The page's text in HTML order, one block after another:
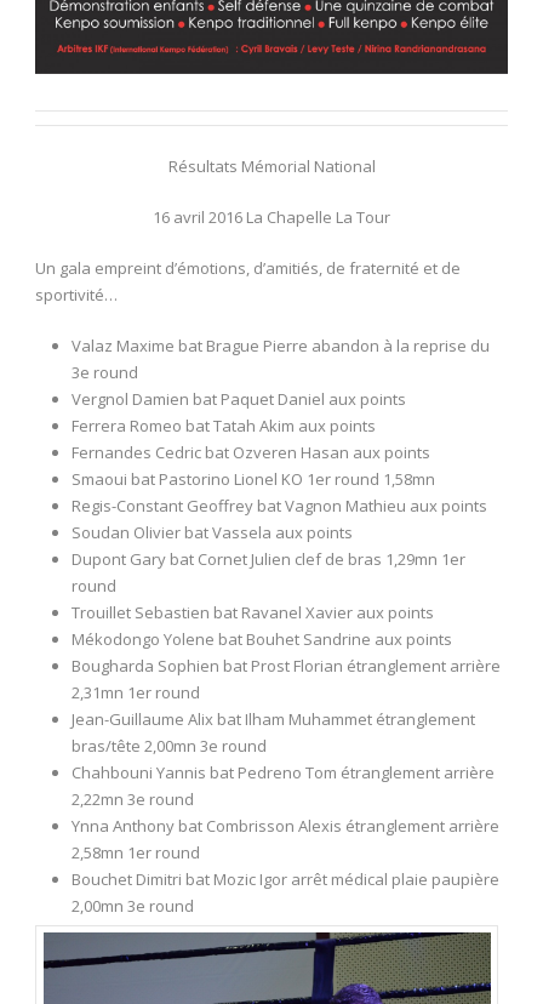
Résultats Mémorial National
16 avril 2016 La Chapelle La Tour
Un gala empreint d’émotions, d’amitiés, de fraternité et de
sportivité…
Valaz Maxime bat Brague Pierre abandon à la reprise du
3e round
Vergnol Damien bat Paquet Daniel aux points
Ferrera Romeo bat Tatah Akim aux points
Fernandes Cedric bat Ozveren Hasan aux points
Smaoui bat Pastorino Lionel KO 1er round 1,58mn
Regis-Constant Geoffrey bat Vagnon Mathieu aux points
Soudan Olivier bat Vassela aux points
Dupont Gary bat Cornet Julien clef de bras 1,29mn 1er
round
Trouillet Sebastien bat Ravanel Xavier aux points
Mékodongo Yolene bat Bouhet Sandrine aux points
Bougharda Sophien bat Prost Florian étranglement arrière
2,31mn 1er round
Jean-Guillaume Alix bat Ilham Muhammet étranglement
bras/tête 2,00mn 3e round
Chahbouni Yannis bat Pedreno Tom étranglement arrière
2,22mn 3e round
Ynna Anthony bat Combrisson Alexis étranglement arrière
2,58mn 1er round
Bouchet Dimitri bat Mozic Igor arrêt médical plaie paupière
2,00mn 3e round